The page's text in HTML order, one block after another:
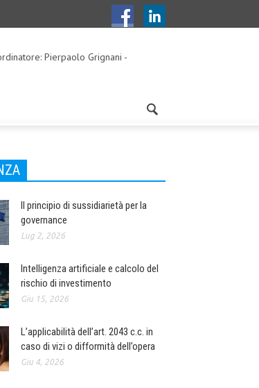
Pierpaolo Grignani -
Il principio di sussidiarietà per la
governance
Lug 2, 2026
Intelligenza artificiale e calcolo del
rischio di investimento
Giu 15, 2026
L’applicabilità dell’art. 2043 c.c. in
caso di vizi o difformità dell’opera
Giu 4, 2026